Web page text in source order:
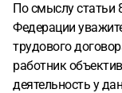
По смыслу статьи
Федерации
трудового
работник
деятельность у